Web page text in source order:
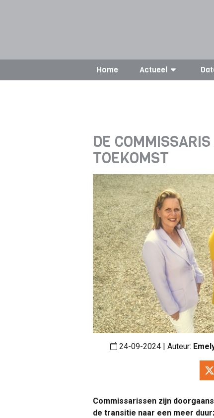
Home Actueel
DE
TOEKOMST
24-09-2024 | Auteur:
Commissarissen zijn
de transitie naar een meer